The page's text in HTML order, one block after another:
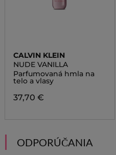
CALVIN KLEIN
NUDE VANILLA
Parfumovaná hmla na
telo a vlasy
37,70 €
ODPORÚČANIA